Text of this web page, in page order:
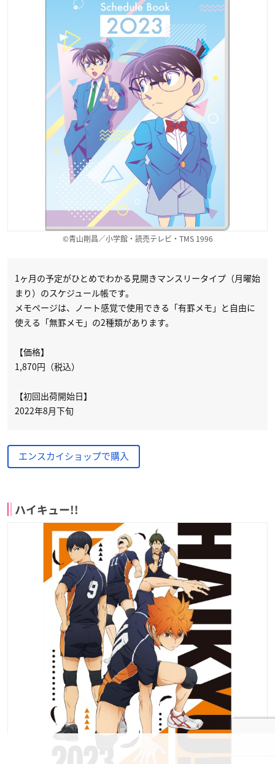
©青山剛昌／小学館・読売テレビ・TMS 1996
1ヶ月の予定がひとめでわかる見開きマンスリータイプ（月曜始
まり）のスケジュール帳です。
メモページは、ノート感覚で使用できる「有罫メモ」と自由に
使える「無罫メモ」の2種類があります。
【価格】
1,870円（税込）
【初回出荷開始日】
2022年8月下旬
エンスカイショップで購入
ハイキュー!!